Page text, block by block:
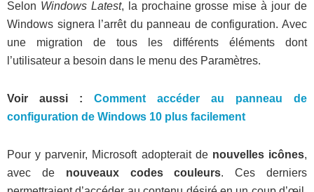
Selon Windows Latest, la prochaine grosse mise à jour de
Windows signera l’arrêt du panneau de configuration. Avec
une migration de tous les différents éléments dont
l’utilisateur a besoin dans le menu des Paramètres.
Voir aussi : Comment accéder au panneau de
configuration de Windows 10 plus facilement
Pour y parvenir, Microsoft adopterait de nouvelles icônes,
avec de nouveaux codes couleurs. Ces derniers